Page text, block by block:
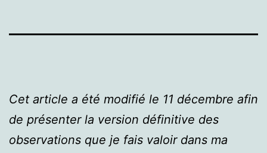
Cet article a été modifié le 11 décembre afin
de présenter la version définitive des
observations que je fais valoir dans ma